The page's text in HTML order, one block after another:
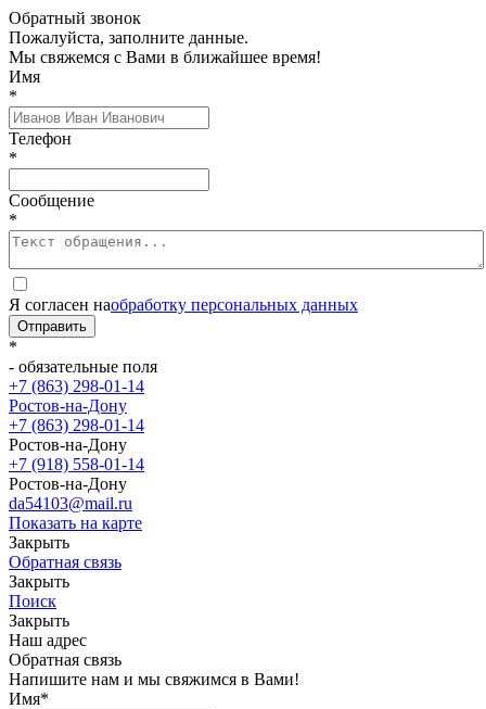
Обратный звонок
Пожалуйста, заполните данные.
Мы свяжемся с Вами в ближайшее время!
Имя
*
Телефон
*
Сообщение
*
Я согласен наобработку персональных данных
Отправить
*
- обязательные поля
+7 (863) 298-01-14
Ростов-на-Дону
+7 (863) 298-01-14
Ростов-на-Дону
+7 (918) 558-01-14
Ростов-на-Дону
da54103@mail.ru
Показать на карте
Закрыть
Обратная связь
Закрыть
Поиск
Закрыть
Наш адрес
Обратная связь
Напишите нам и мы свяжимся в Вами!
Имя*